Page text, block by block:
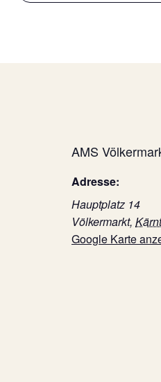
AMS
Adresse:
Hauptplatz 14
Völkermarkt,
Google Karte